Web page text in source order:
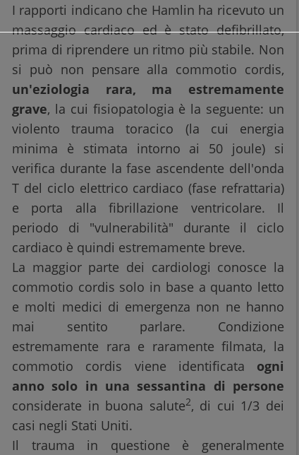
I rapporti indicano che Hamlin ha ricevuto un
massaggio cardiaco ed è stato defibrillato,
prima di riprendere un ritmo più stabile. Non
si può non pensare alla commotio cordis,
un'eziologia rara, ma estremamente
grave, la cui fisiopatologia è la seguente: un
violento trauma toracico (la cui energia
minima è stimata intorno ai 50 joule) si
verifica durante la fase ascendente dell'onda
T del ciclo elettrico cardiaco (fase refrattaria)
e porta alla fibrillazione ventricolare. Il
periodo di "vulnerabilità" durante il ciclo
cardiaco è quindi estremamente breve.
La maggior parte dei cardiologi conosce la
commotio cordis solo in base a quanto letto
e molti medici di emergenza non ne hanno
mai sentito parlare. Condizione
estremamente rara e raramente filmata, la
commotio cordis viene identificata ogni
anno solo in una sessantina di persone
considerate in buona salute2, di cui 1/3 dei
casi negli Stati Uniti.
Il trauma in questione è generalmente